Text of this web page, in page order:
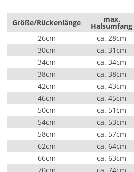
Größe/Rückenlänge max.
Halsumfang
26cm
ca. 28cm
30cm
ca. 31cm
34cm
ca. 34cm
38cm
ca. 38cm
42cm
ca. 43cm
46cm
ca. 45cm
50cm
ca. 51cm
54cm
ca. 53cm
58cm
ca. 57cm
62cm
ca. 64cm
66cm
ca. 63cm